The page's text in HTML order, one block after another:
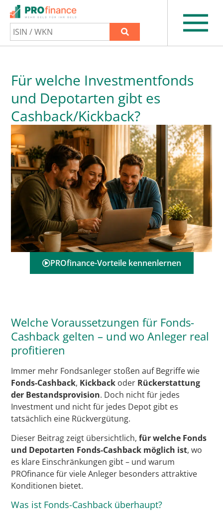
Für welche Investmentfonds
und Depotarten gibt es
Cashback/Kickback?
PROfinance-Vorteile kennenlernen
Welche Voraussetzungen für Fonds-
Cashback gelten – und wo Anleger real
profitieren
Immer mehr Fondsanleger stoßen auf Begriffe wie
Fonds-Cashback, Kickback oder Rückerstattung
der Bestandsprovision. Doch nicht für jedes
Investment und nicht für jedes Depot gibt es
tatsächlich eine Rückvergütung.
Dieser Beitrag zeigt übersichtlich,für welche Fonds
und Depotarten Fonds-Cashback möglich ist, wo
es klare Einschränkungen gibt – und warum
PROfinance für viele Anleger besonders attraktive
Konditionen bietet.
Was ist Fonds-Cashback überhaupt?